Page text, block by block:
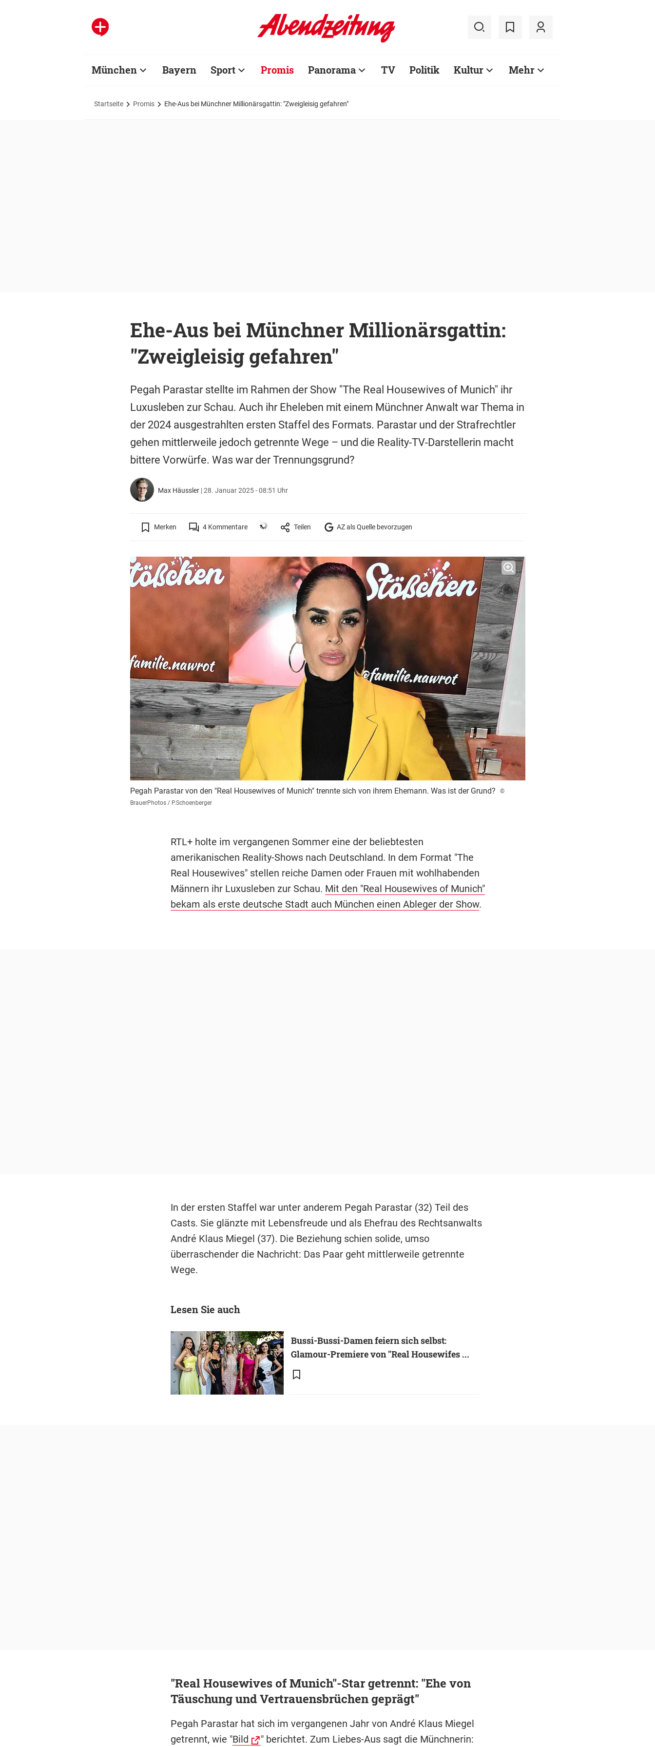
München Bayern Sport Promis Panorama TV Politik Kultur Mehr
Startseite Promis Ehe-Aus bei Münchner Millionärsgattin: "Zweigleisig gefahren"
Ehe-Aus bei Münchner Millionärsgattin:
"Zweigleisig gefahren"
Pegah Parastar stellte im Rahmen der Show "The Real Housewives of Munich" ihr
Luxusleben zur Schau. Auch ihr Eheleben mit einem Münchner Anwalt war Thema in
der 2024 ausgestrahlten ersten Staffel des Formats. Parastar und der Strafrechtler
gehen mittlerweile jedoch getrennte Wege – und die Reality-TV-Darstellerin macht
bittere Vorwürfe. Was war der Trennungsgrund?
Max Häussler |28. Januar 2025 - 08:51 Uhr
Merken 4Kommentare Teilen AZ als Quelle bevorzugen
Pegah Parastar von den "Real Housewives of Munich" trennte sich von ihrem Ehemann. Was ist der Grund?
©
BrauerPhotos / P.Schoenberger
RTL+ holte im vergangenen Sommer eine der beliebtesten
amerikanischen Reality-Shows nach Deutschland. In dem Format "The
Real Housewives" stellen reiche Damen oder Frauen mit wohlhabenden
Männern ihr Luxusleben zur Schau. Mit den "Real Housewives of Munich"
bekam als erste deutsche Stadt auch München einen Ableger der Show.
In der ersten Staffel war unter anderem Pegah Parastar (32) Teil des
Casts. Sie glänzte mit Lebensfreude und als Ehefrau des Rechtsanwalts
André Klaus Miegel (37). Die Beziehung schien solide, umso
überraschender die Nachricht: Das Paar geht mittlerweile getrennte
Wege.
Lesen Sie auch
Bussi-Bussi-Damen feiern sich selbst:
Glamour-Premiere von "Real Housewifes ...
"Real Housewives of Munich"-Star getrennt: "Ehe von
Täuschung und Vertrauensbrüchen geprägt"
Pegah Parastar hat sich im vergangenen Jahr von André Klaus Miegel
getrennt, wie "Bild " berichtet. Zum Liebes-Aus sagt die Münchnerin: